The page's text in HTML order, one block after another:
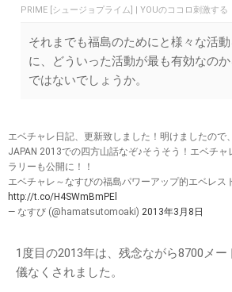
PRIME [シュージョプライム] | YOUのココロ刺激する
それまでも福島のためにと様々な活
に、どういった活動が最も有効なの
ではないでしょうか。
エベチャレ日記、更新致しました！明けましたので
JAPAN 2013での四方山話なぞ♪そうそう！エベチャ
ラリーも公開に！！
エベチャレ～なすびの福島パワーアップ的エベレス
http://t.co/H4SWmBmPEl
— なすび (@hamatsutomoaki) 2013年3月8日
1度目の2013年は、残念ながら8700メ
儀なくされました。